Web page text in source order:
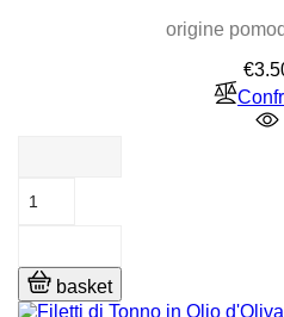
origine
basket